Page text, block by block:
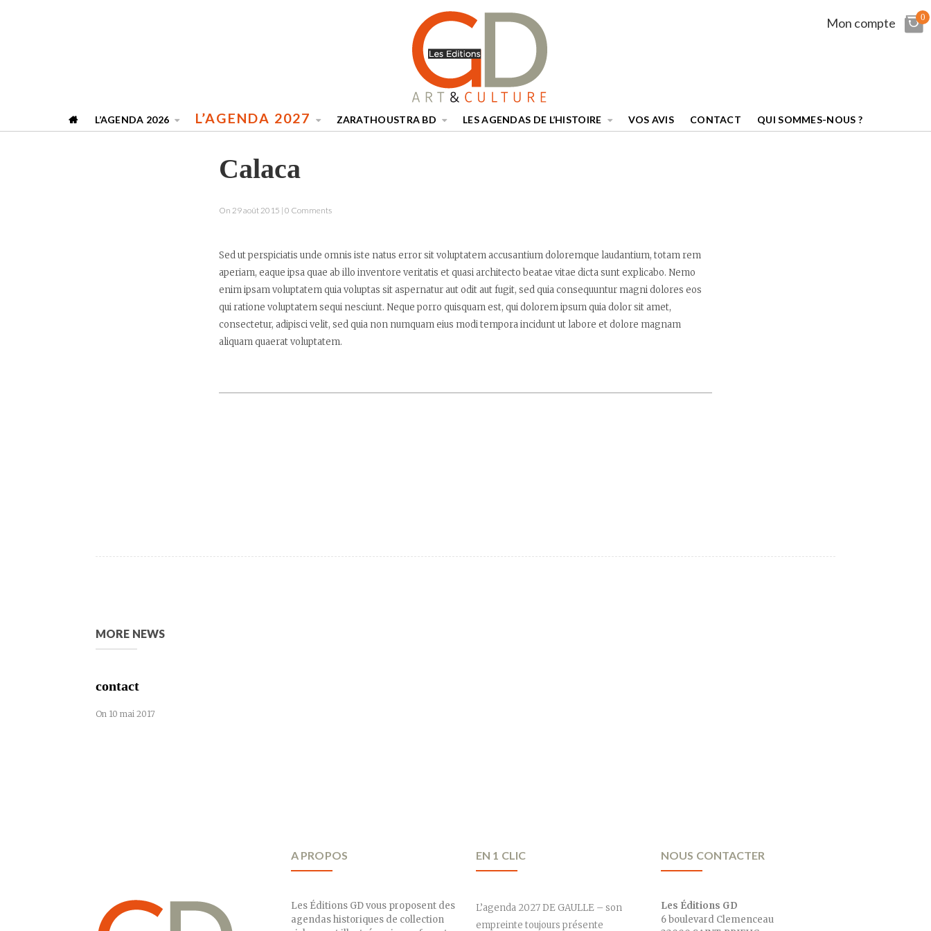
L’AGENDA 2026 L’AGENDA 2027 ZARATHOUSTRA BD LES AGENDAS DE L’HISTOIRE VOS AVIS CONTACT QUI SOMMES-NOUS ?
Mon compte 0
Calaca
On 29 août 2015 | 0 Comments
Sed ut perspiciatis unde omnis iste natus error sit voluptatem accusantium doloremque laudantium, totam rem
aperiam, eaque ipsa quae ab illo inventore veritatis et quasi architecto beatae vitae dicta sunt explicabo. Nemo
enim ipsam voluptatem quia voluptas sit aspernatur aut odit aut fugit, sed quia consequuntur magni dolores eos
qui ratione voluptatem sequi nesciunt. Neque porro quisquam est, qui dolorem ipsum quia dolor sit amet,
consectetur, adipisci velit, sed quia non numquam eius modi tempora incidunt ut labore et dolore magnam
aliquam quaerat voluptatem.
MORE NEWS
contact
On 10 mai 2017
A PROPOS
Les Éditions GD vous proposent des
agendas historiques de collection
EN 1 CLIC
L’agenda 2027 DE GAULLE – son
empreinte toujours présente
NOUS CONTACTER
Les Éditions GD
6 boulevard Clemenceau